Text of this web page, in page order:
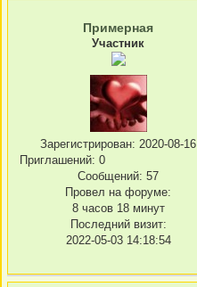
Примерная
Участник
Зарегистрирован: 2020-08-16
Приглашений: 0
Сообщений: 57
Провел на форуме:
8 часов 18 минут
Последний визит:
2022-05-03 14:18:54